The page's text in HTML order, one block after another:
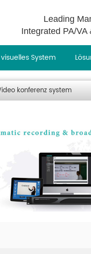
Leading
Integrated PA/
System
konferenz system